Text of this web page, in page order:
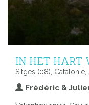
IN HET HART
Sitges (08), Catalonië,
Frédéric &